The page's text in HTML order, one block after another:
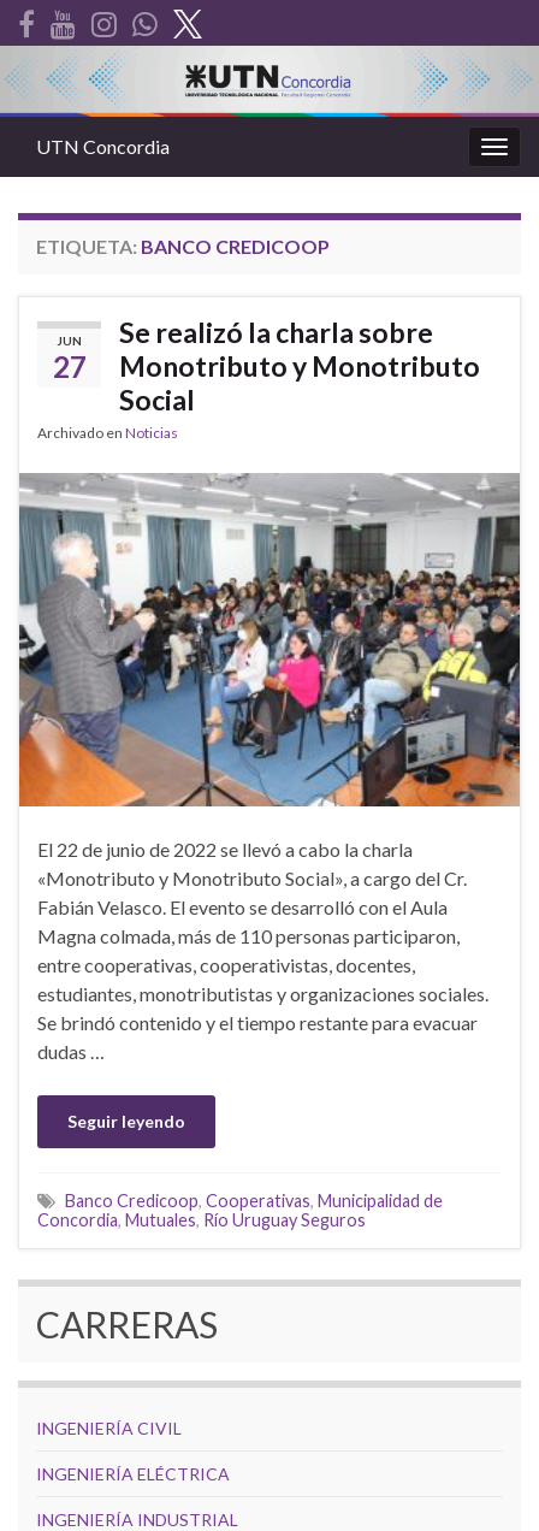
la
UTN Concordia
ETIQUETA: BANCO CREDICOOP
JUN
27
Se realizó la charla sobre
Monotributo y Monotributo
Social
Archivado en Noticias
El 22 de junio de 2022 se llevó a cabo la charla
«Monotributo y Monotributo Social», a cargo del Cr.
Fabián Velasco. El evento se desarrolló con el Aula
Magna colmada, más de 110 personas participaron,
entre cooperativas, cooperativistas, docentes,
estudiantes, monotributistas y organizaciones sociales.
Se brindó contenido y el tiempo restante para evacuar
dudas …
Seguir leyendo
Banco Credicoop, Cooperativas, Municipalidad de
Concordia, Mutuales, Río Uruguay Seguros
CARRERAS
INGENIERÍA CIVIL
INGENIERÍA ELÉCTRICA
INGENIERÍA INDUSTRIAL